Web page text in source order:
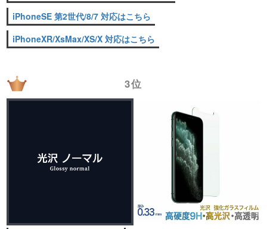
iPhoneSE 第2世代/8/7 対応はこちら
iPhoneXR/XsMax/XS/X 対応はこちら
3位